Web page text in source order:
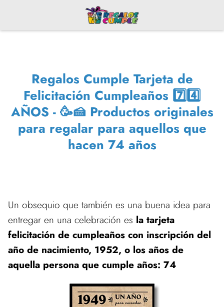
Regalos Cumple Tarjeta de
Felicitación Cumpleaños 7️⃣4️⃣
AÑOS - 🥳🍰 Productos originales
para regalar para aquellos que
hacen 74 años
Un obsequio que también es una buena idea para
entregar en una celebración es la tarjeta
felicitación de cumpleaños con inscripción del
año de nacimiento, 1952, o los años de
aquella persona que cumple años: 74